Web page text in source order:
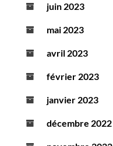
juin 2023
mai 2023
avril 2023
février 2023
janvier 2023
décembre 2022